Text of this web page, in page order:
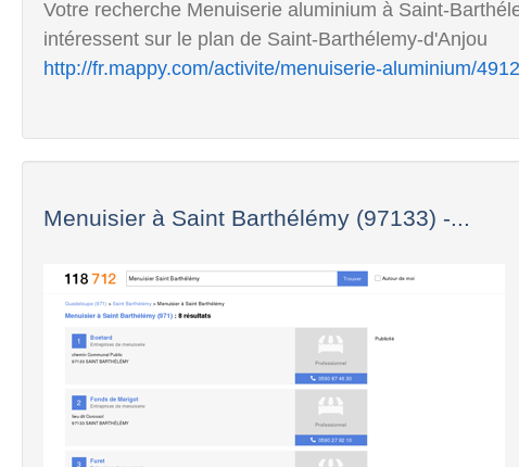
Votre recherche Menuiserie aluminium à Saint-
intéressent sur le plan de Saint-Barthélemy-d'Anjou
http://fr.mappy.com/activite/menuiserie-aluminium/
Menuisier à Saint Barthélémy (97133) -...